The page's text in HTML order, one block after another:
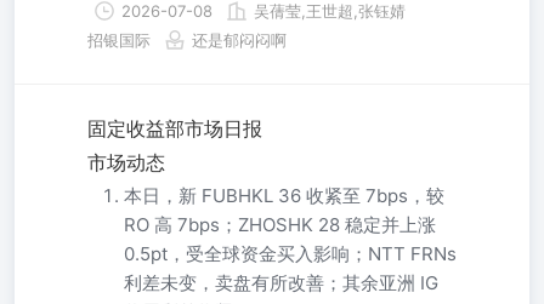
2026-07-08
吴蒨莹,王世超,张钰婧
招银国际
还是郁闷闷啊
固定收益部市场日报
市场动态
本日，新 FUBHKL 36 收紧至 7bps，较
RO 高 7bps；ZHOSHK 28 稳定并上涨
0.5pt，受全球资金买入影响；NTT FRNs
利差未变，卖盘有所改善；其余亚洲 IG